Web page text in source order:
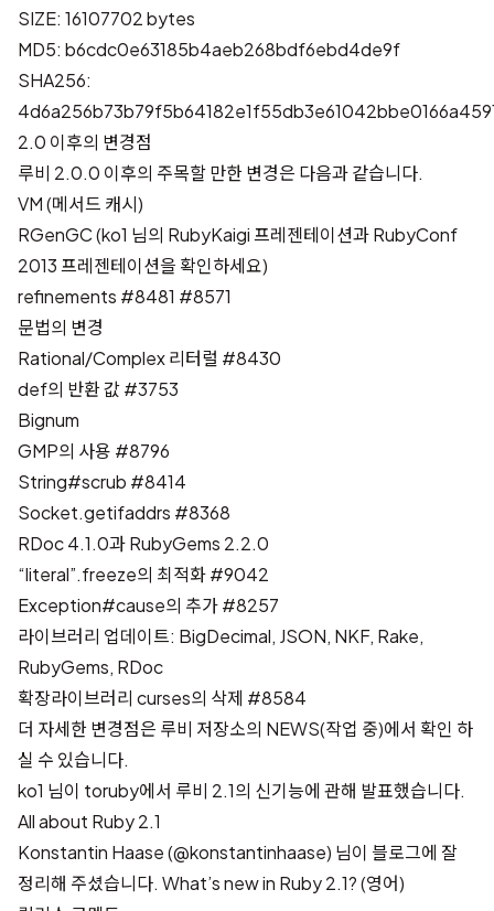
SIZE: 16107702 bytes
MD5: b6cdc0e63185b4aeb268bdf6ebd4de9f
SHA256:
2.0 이후의 변경점
루비 2.0.0 이후의 주목할 만한 변경은 다음과 같습니다.
VM (메서드 캐시)
RGenGC (ko1 님의 RubyKaigi 프레젠테이션과RubyConf
2013 프레젠테이션을 확인하세요)
refinements #8481 #8571
문법의 변경
Rational/Complex 리터럴 #8430
def의 반환 값#3753
Bignum
GMP의 사용 #8796
String#scrub #8414
Socket.getifaddrs #8368
RDoc 4.1.0과 RubyGems 2.2.0
“literal”.freeze의 최적화#9042
Exception#cause의 추가#8257
라이브러리 업데이트: BigDecimal, JSON, NKF, Rake,
RubyGems, RDoc
확장라이브러리 curses의 삭제 #8584
더 자세한 변경점은 루비 저장소의 NEWS(작업 중)에서 확인 하
실 수 있습니다.
ko1 님이 toruby에서 루비 2.1의 신기능에 관해 발표했습니다.
All about Ruby 2.1
Konstantin Haase (@konstantinhaase) 님이 블로그에 잘
정리해 주셨습니다. What’s new in Ruby 2.1?(영어)